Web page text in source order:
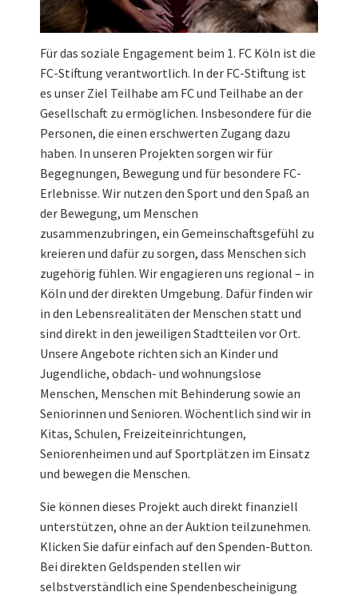
Für das soziale Engagement beim 1. FC Köln ist die
FC-Stiftung verantwortlich. In der FC-Stiftung ist
es unser Ziel Teilhabe am FC und Teilhabe an der
Gesellschaft zu ermöglichen. Insbesondere für die
Personen, die einen erschwerten Zugang dazu
haben. In unseren Projekten sorgen wir für
Begegnungen, Bewegung und für besondere FC-
Erlebnisse. Wir nutzen den Sport und den Spaß an
der Bewegung, um Menschen
zusammenzubringen, ein Gemeinschaftsgefühl zu
kreieren und dafür zu sorgen, dass Menschen sich
zugehörig fühlen. Wir engagieren uns regional – in
Köln und der direkten Umgebung. Dafür finden wir
in den Lebensrealitäten der Menschen statt und
sind direkt in den jeweiligen Stadtteilen vor Ort.
Unsere Angebote richten sich an Kinder und
Jugendliche, obdach- und wohnungslose
Menschen, Menschen mit Behinderung sowie an
Seniorinnen und Senioren. Wöchentlich sind wir in
Kitas, Schulen, Freizeiteinrichtungen,
Seniorenheimen und auf Sportplätzen im Einsatz
und bewegen die Menschen.
Sie können dieses Projekt auch direkt finanziell
unterstützen, ohne an der Auktion teilzunehmen.
Klicken Sie dafür einfach auf den Spenden-Button.
Bei direkten Geldspenden stellen wir
selbstverständlich eine Spendenbescheinigung